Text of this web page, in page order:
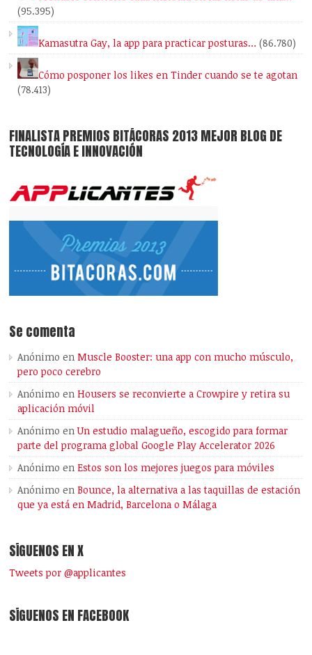
(95.395)
Kamasutra Gay, la app para practicar posturas… (86.780)
Cómo posponer los likes en Tinder cuando se te agotan
(78.413)
FINALISTA PREMIOS BITÁCORAS 2013 MEJOR BLOG DE
TECNOLOGÍA E INNOVACIÓN
Se comenta
Anónimo enMuscle Booster: una app con mucho músculo,
pero poco cerebro
Anónimo enHousers se reconvierte a Crowpire y retira su
aplicación móvil
Anónimo enUn estudio malagueño, escogido para formar
parte del programa global Google Play Accelerator 2026
Anónimo enEstos son los mejores juegos para móviles
Anónimo enBounce, la alternativa a las taquillas de estación
que ya está en Madrid, Barcelona o Málaga
SÍGUENOS EN X
Tweets por @applicantes
SÍGUENOS EN FACEBOOK